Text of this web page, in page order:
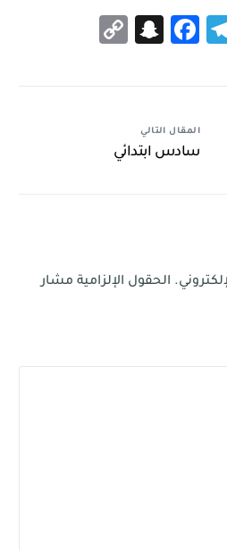
Telegram
Facebook
Snapchat
المقال التالي
سادس ابتدائي
الحقول الإلزامية مشار